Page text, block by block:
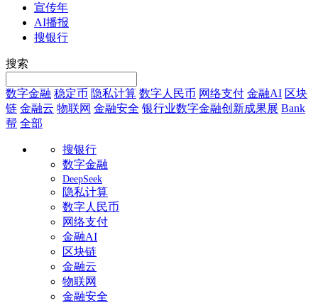
宣传年
AI播报
搜银行
搜索
数字金融 稳定币 隐私计算 数字人民币 网络支付 金融AI 区块
链 金融云 物联网 金融安全 银行业数字金融创新成果展 Bank
帮 全部
搜银行
数字金融
DeepSeek
隐私计算
数字人民币
网络支付
金融AI
区块链
金融云
物联网
金融安全